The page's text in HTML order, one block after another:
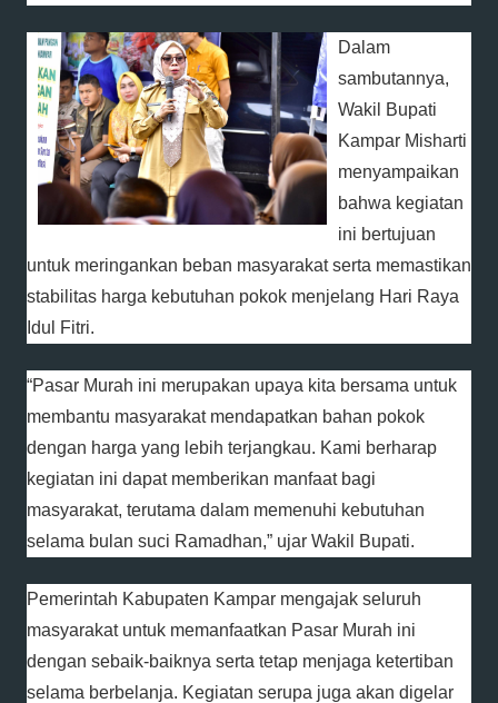
Dalam
sambutannya,
Wakil Bupati
Kampar Misharti
menyampaikan
bahwa kegiatan
ini bertujuan
untuk meringankan beban masyarakat serta memastikan
stabilitas harga kebutuhan pokok menjelang Hari Raya
Idul Fitri.
“Pasar Murah ini merupakan upaya kita bersama untuk
membantu masyarakat mendapatkan bahan pokok
dengan harga yang lebih terjangkau. Kami berharap
kegiatan ini dapat memberikan manfaat bagi
masyarakat, terutama dalam memenuhi kebutuhan
selama bulan suci Ramadhan,” ujar Wakil Bupati.
Pemerintah Kabupaten Kampar mengajak seluruh
masyarakat untuk memanfaatkan Pasar Murah ini
dengan sebaik-baiknya serta tetap menjaga ketertiban
selama berbelanja. Kegiatan serupa juga akan digelar